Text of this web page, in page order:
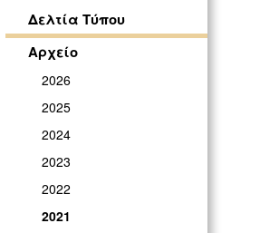
Δελτία Τύπου
Αρχείο
2026
2025
2024
2023
2022
2021